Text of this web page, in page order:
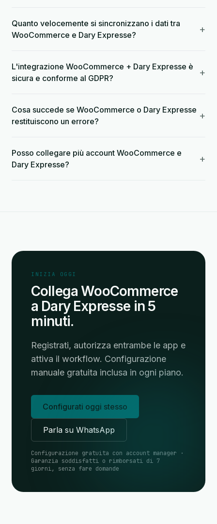
Quanto velocemente si sincronizzano i dati tra
WooCommerce e Dary Expresse?
+
L'integrazione WooCommerce + Dary Expresse è
sicura e conforme al GDPR?
+
Cosa succede se WooCommerce o Dary Expresse
restituiscono un errore?
+
Posso collegare più account WooCommerce e
Dary Expresse?
+
INIZIA OGGI
Collega WooCommerce
a Dary Expresse in 5
minuti.
Registrati, autorizza entrambe le app e
attiva il workflow. Configurazione
manuale gratuita inclusa in ogni piano.
Configurati oggi stesso
Parla su WhatsApp
Configurazione gratuita con account manager ·
Garanzia soddisfatti o rimborsati di 7
giorni, senza fare domande